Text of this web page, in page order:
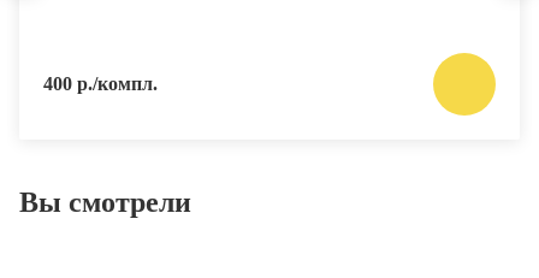
400 р./компл.
Вы смотрели